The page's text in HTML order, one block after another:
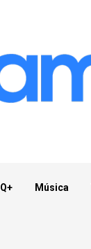
Música